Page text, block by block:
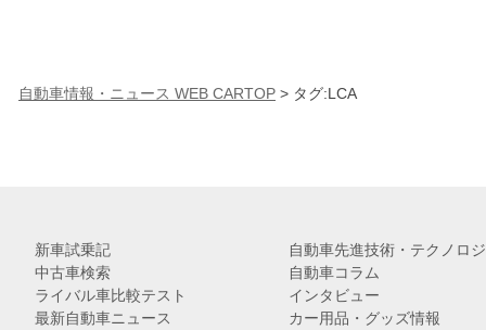
自動車情報・ニュース WEB CARTOP > タグ:LCA
新車試乗記
中古車検索
ライバル車比較テスト
最新自動車ニュース
自動車先進技術・テクノロ
自動車コラム
インタビュー
カー用品・グッズ情報